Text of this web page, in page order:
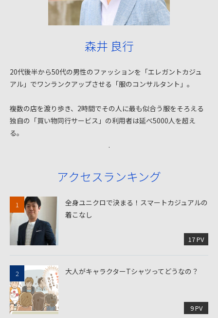
森井 良行
20代後半から50代の男性のファッションを「エレガントカジュ
アル」でワンランクアップさせる「服のコンサルタント」。
複数の店を渡り歩き、2時間でその人に最も似合う服をそろえる
独自の「買い物同行サービス」の利用者は延べ5000人を超え
る。
.
アクセスランキング
全身ユニクロで決まる！スマートカジュアルの
着こなし
17 PV
大人がキャラクターTシャツってどうなの？
9 PV